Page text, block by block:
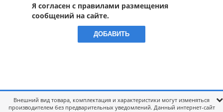
Я согласен с правилами размещения
сообщений на сайте.
Внешний вид товара, комплектация и характеристики могут изменяться
производителем без предварительных уведомлений. Данный интернет-сайт